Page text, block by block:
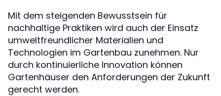
Mit dem steigenden Bewusstsein für
nachhaltige Praktiken wird auch der Einsatz
umweltfreundlicher Materialien und
Technologien im Gartenbau zunehmen. Nur
durch kontinuierliche Innovation können
Gartenhäuser den Anforderungen der Zukunft
gerecht werden.